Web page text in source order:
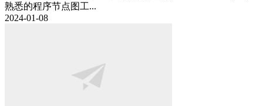
熟悉的程序节点图工...
2024-01-08